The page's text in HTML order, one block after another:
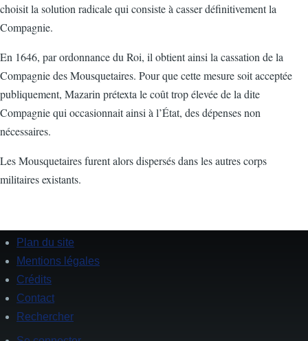
choisit la solution radicale qui consiste à casser définitivement la
Compagnie.
En 1646, par ordonnance du Roi, il obtient ainsi la cassation de la
Compagnie des Mousquetaires. Pour que cette mesure soit acceptée
publiquement, Mazarin prétexta le coût trop élevée de la dite
Compagnie qui occasionnait ainsi à l’État, des dépenses non
nécessaires.
Les Mousquetaires furent alors dispersés dans les autres corps
militaires existants.
FooterPlan du site
Mentions légales
Crédits
Contact
Rechercher